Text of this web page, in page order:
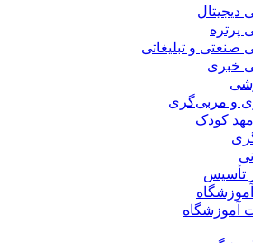
دیجیتال
پرتره
صنعتی و تبلیغاتی
خبری
و مربی‌گری
کودک
تأسیس
آموزشگاه